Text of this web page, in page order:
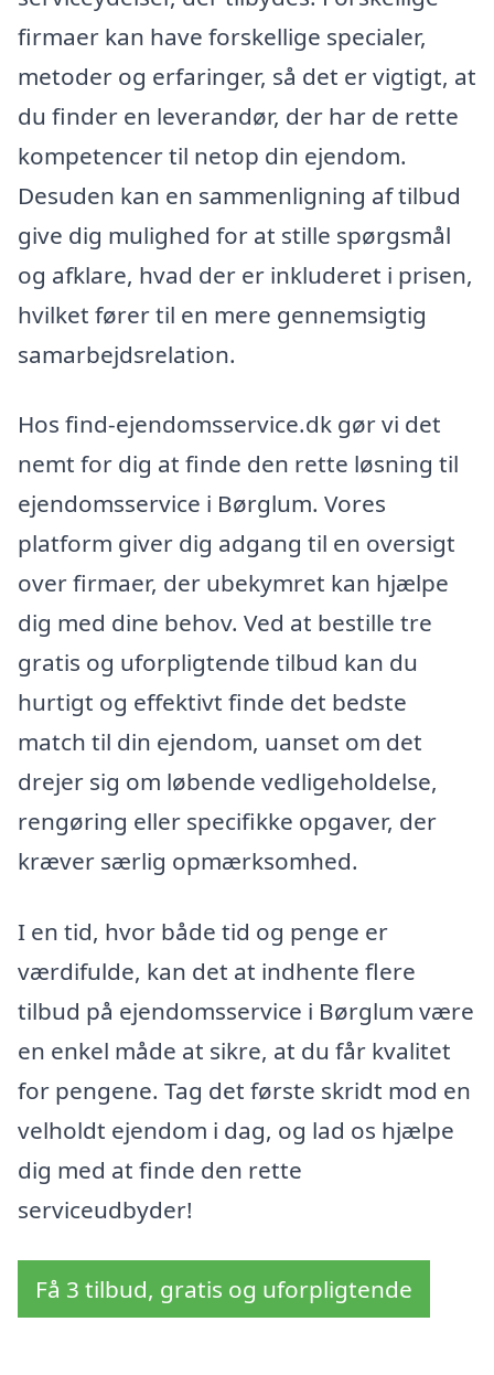
firmaer kan have forskellige specialer,
metoder og erfaringer, så det er vigtigt, at
du finder en leverandør, der har de rette
kompetencer til netop din ejendom.
Desuden kan en sammenligning af tilbud
give dig mulighed for at stille spørgsmål
og afklare, hvad der er inkluderet i prisen,
hvilket fører til en mere gennemsigtig
samarbejdsrelation.
Hos find-ejendomsservice.dk gør vi det
nemt for dig at finde den rette løsning til
ejendomsservice i Børglum. Vores
platform giver dig adgang til en oversigt
over firmaer, der ubekymret kan hjælpe
dig med dine behov. Ved at bestille tre
gratis og uforpligtende tilbud kan du
hurtigt og effektivt finde det bedste
match til din ejendom, uanset om det
drejer sig om løbende vedligeholdelse,
rengøring eller specifikke opgaver, der
kræver særlig opmærksomhed.
I en tid, hvor både tid og penge er
værdifulde, kan det at indhente flere
tilbud på ejendomsservice i Børglum være
en enkel måde at sikre, at du får kvalitet
for pengene. Tag det første skridt mod en
velholdt ejendom i dag, og lad os hjælpe
dig med at finde den rette
serviceudbyder!
Få 3 tilbud, gratis og uforpligtende